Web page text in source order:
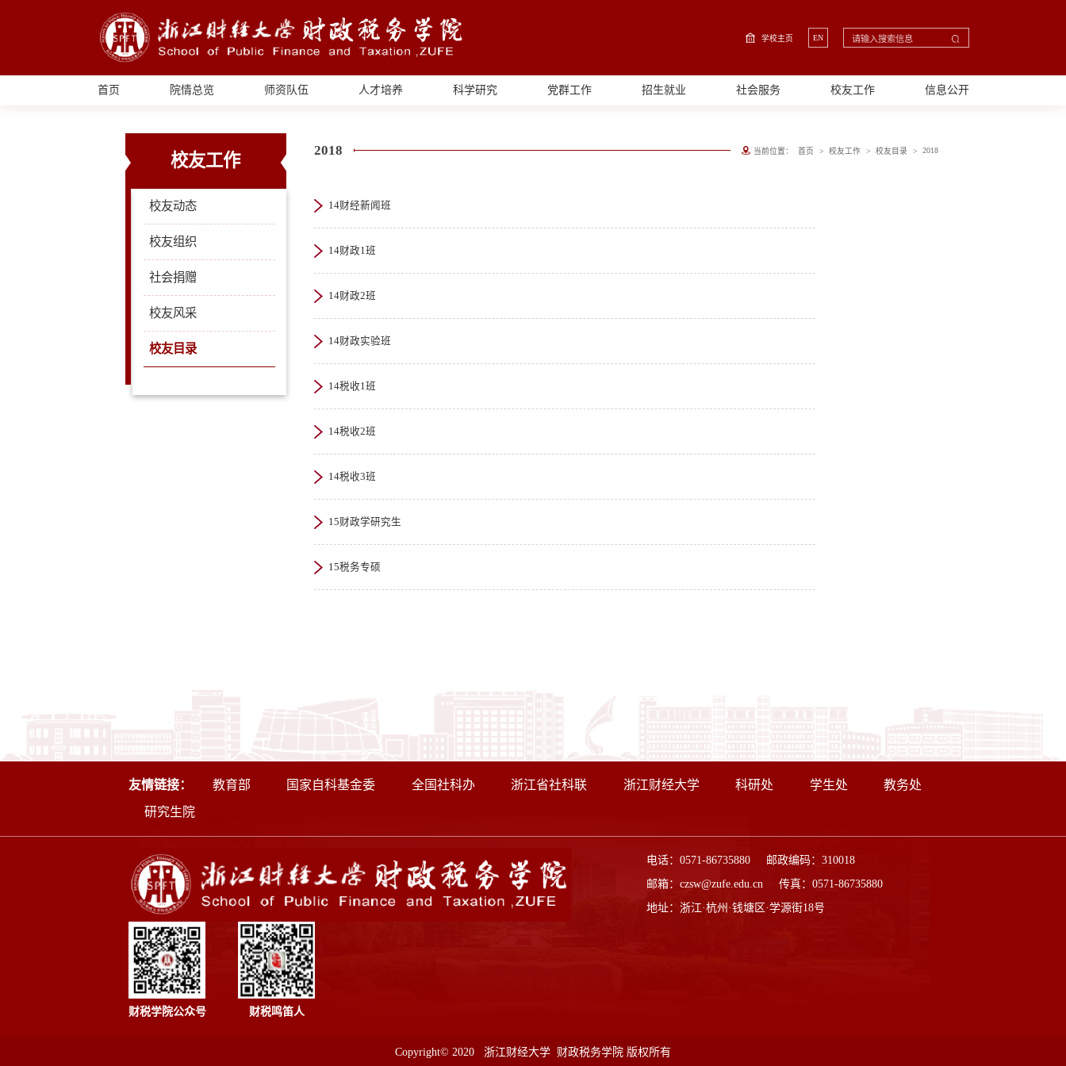
学校主页 EN
首页 院情总览 师资队伍 人才培养 科学研究 党群工作 招生就业 社会服务 校友工作 信息公开
校友工作
校友动态
校友组织
社会捐赠
校友风采
校友目录
2018 当前位置： 首页 > 校友工作 > 校友目录 > 2018
14财经新闻班
14财政1班
14财政2班
14财政实验班
14税收1班
14税收2班
14税收3班
15财政学研究生
15税务专硕
友情链接： 教育部 国家自科基金委 全国社科办 浙江省社科联 浙江财经大学 科研处 学生处
教务处
研究生院
电话：0571-86735880 邮政编码：310018
邮箱：czsw@zufe.edu.cn 传真：0571-86735880
地址：浙江·杭州·钱塘区·学源街18号
财税学院公众号 财税鸣笛人
Copyright© 2020 浙江财经大学 财政税务学院 版权所有